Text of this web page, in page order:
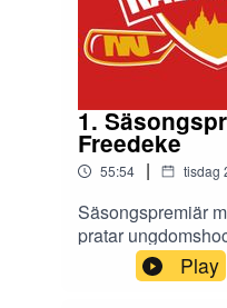
1.
Freedeke
55:54 | tisdag
Säsongspremiär
pratar
sommarstad!Play